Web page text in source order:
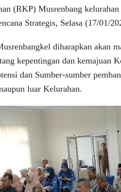
(RKP) Musrenbang
Strategis, Selasa (17/01/
diharapkan akan
kepentingan dan kemajuan
dan Sumber-sumber
luar Kelurahan.